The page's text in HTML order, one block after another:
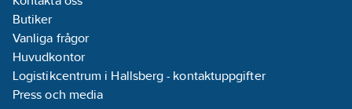
Butiker
Vanliga frågor
Huvudkontor
Logistikcentrum i Hallsberg - kontaktuppgifter
Press och media